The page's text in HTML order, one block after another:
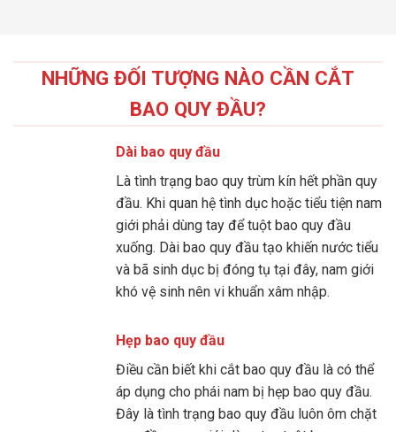
NHỮNG ĐỐI TƯỢNG NÀO CẦN CẮT
BAO QUY ĐẦU?
Dài bao quy đầu
Là tình trạng bao quy trùm kín hết phần quy
đầu. Khi quan hệ tình dục hoặc tiểu tiện nam
giới phải dùng tay để tuột bao quy đầu
xuống. Dài bao quy đầu tạo khiến nước tiểu
và bã sinh dục bị đóng tụ tại đây, nam giới
khó vệ sinh nên vi khuẩn xâm nhập.
Hẹp bao quy đầu
Điều cần biết khi cắt bao quy đầu là có thể
áp dụng cho phái nam bị hẹp bao quy đầu.
Đây là tình trạng bao quy đầu luôn ôm chặt